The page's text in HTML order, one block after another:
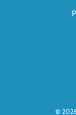
©